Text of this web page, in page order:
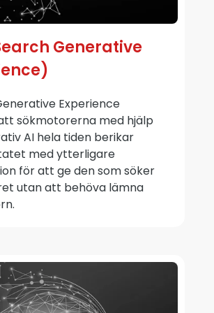
Generative
Experience
sökmotorerna med hjälp
AI hela tiden berikar
med ytterligare
för att ge den som söker
utan att behöva lämna